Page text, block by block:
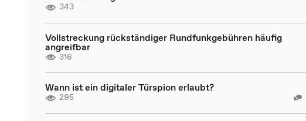
343
Vollstreckung rückständiger Rundfunkgebühren häufig
angreifbar
316
Wann ist ein digitaler Türspion erlaubt?
295